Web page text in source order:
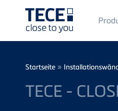
1
Breadcrumb
Startseite »
TECE -